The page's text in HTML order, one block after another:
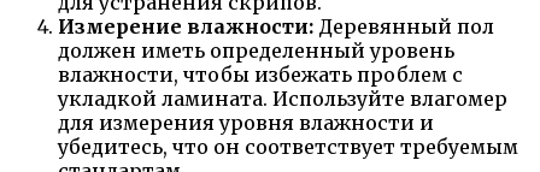
Измерение влажности: Деревянный пол
должен иметь определенный уровень
влажности, чтобы избежать проблем с
укладкой ламината. Используйте влагомер
для измерения уровня влажности и
убедитесь, что он соответствует требуемым